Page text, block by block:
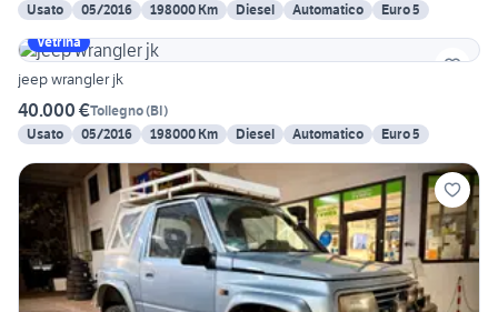
Usato
05/2016 198000 Km Diesel Automatico
Euro 5
Vetrina
jeep wrangler jk
40.000 €Tollegno(BI)
Usato
05/2016 198000 Km Diesel Automatico Euro 5